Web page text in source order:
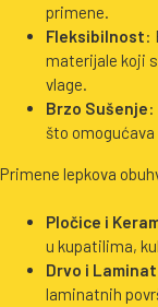
primene.
Fleksibilnost:
materijale koji
vlage.
Brzo Sušenje:
što
Primene lepkova
Pločice i
u kupatilima,
Drvo i Laminat
laminatnih